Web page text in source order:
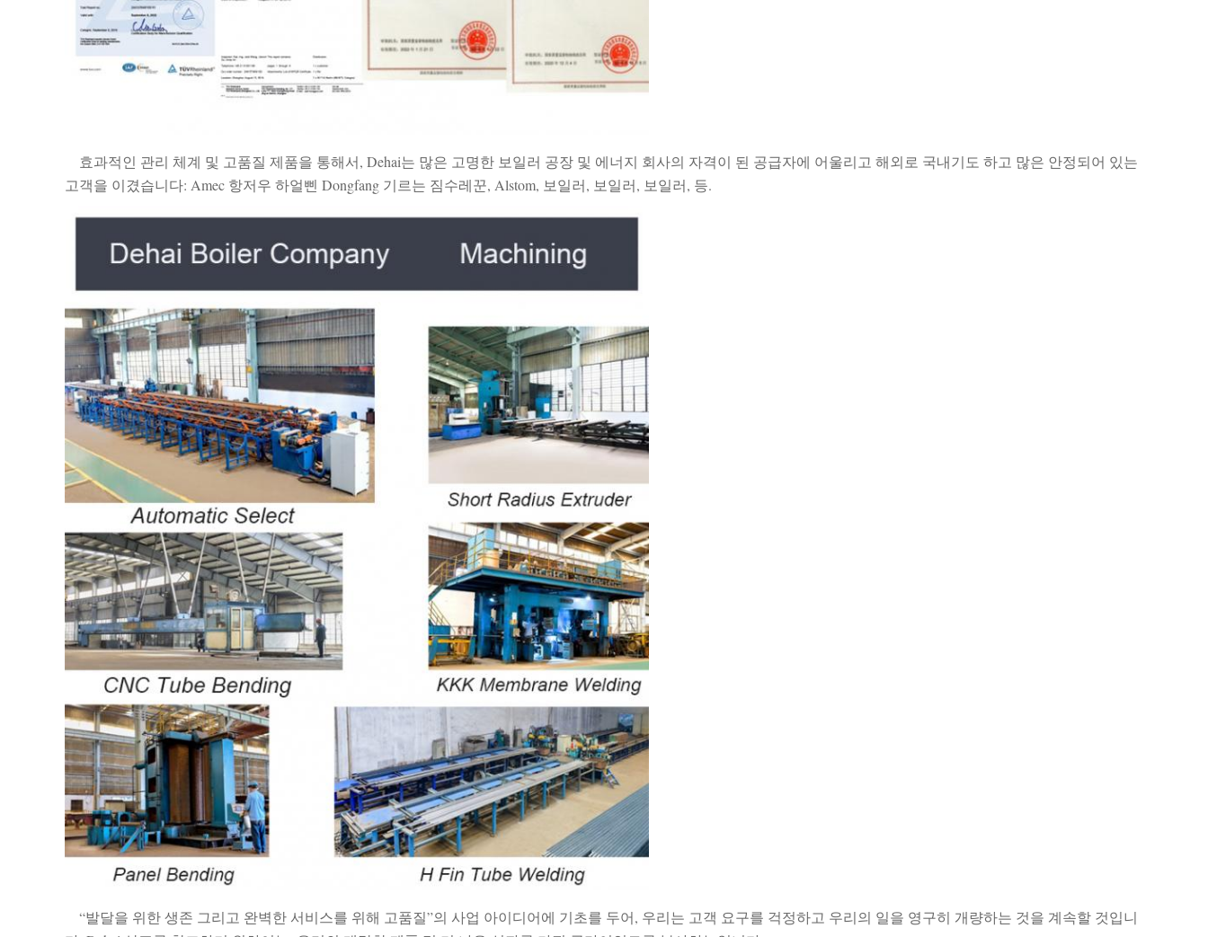
효과적인 관리 체계 및 고품질 제품을 통해서, Dehai는 많은 고명한 보일러 공장 및 에너지 회사의 자격이 된 공급자에 어울리고 해외로 국내기도 하고 많은 안정되어 있는
고객을 이겼습니다: Amec 항저우 하얼삔 Dongfang 기르는 짐수레꾼, Alstom, 보일러, 보일러, 보일러, 등.
“발달을 위한 생존 그리고 완벽한 서비스를 위해 고품질”의 사업 아이디어에 기초를 두어, 우리는 고객 요구를 걱정하고 우리의 일을 영구히 개량하는 것을 계속할 것입니